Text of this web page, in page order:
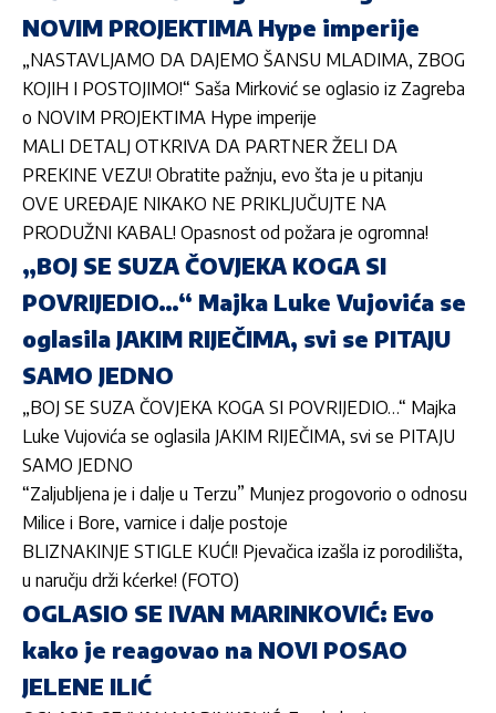
NOVIM PROJEKTIMA Hype imperije
„NASTAVLJAMO DA DAJEMO ŠANSU MLADIMA, ZBOG
KOJIH I POSTOJIMO!“ Saša Mirković se oglasio iz Zagreba
o NOVIM PROJEKTIMA Hype imperije
MALI DETALJ OTKRIVA DA PARTNER ŽELI DA
PREKINE VEZU! Obratite pažnju, evo šta je u pitanju
OVE UREĐAJE NIKAKO NE PRIKLJUČUJTE NA
PRODUŽNI KABAL! Opasnost od požara je ogromna!
„BOJ SE SUZA ČOVJEKA KOGA SI
POVRIJEDIO…“ Majka Luke Vujovića se
oglasila JAKIM RIJEČIMA, svi se PITAJU
SAMO JEDNO
„BOJ SE SUZA ČOVJEKA KOGA SI POVRIJEDIO…“ Majka
Luke Vujovića se oglasila JAKIM RIJEČIMA, svi se PITAJU
SAMO JEDNO
“Zaljubljena je i dalje u Terzu” Munjez progovorio o odnosu
Milice i Bore, varnice i dalje postoje
BLIZNAKINJE STIGLE KUĆI! Pjevačica izašla iz porodilišta,
u naručju drži kćerke! (FOTO)
OGLASIO SE IVAN MARINKOVIĆ: Evo
kako je reagovao na NOVI POSAO
JELENE ILIĆ